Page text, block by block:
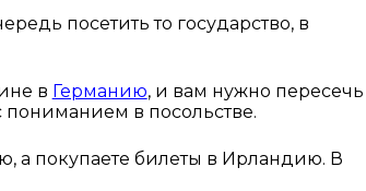
посетить то государство, в
в Германию, и вам нужно пересечь
пониманием в посольстве.
а покупаете билеты в Ирландию. В